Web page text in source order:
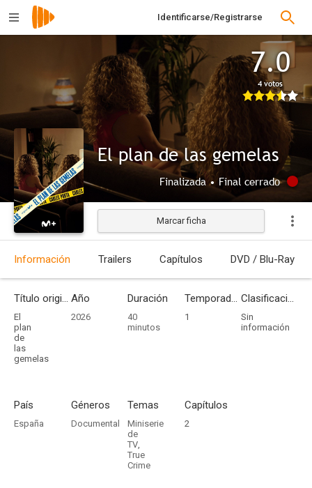
Identificarse/Registrarse
7.0
4 votos
El plan de las gemelas
Finalizada • Final cerrado
Marcar ficha
Información Trailers Capítulos DVD / Blu-Ray
Título original
El
plan
de
las
gemelas
Año
2026
Duración
40
minutos
Temporadas
1
Clasificación por edades
Sin
información
País
España
Géneros
Documental
Temas
Miniserie
de
TV,
True
Crime
Capítulos
2